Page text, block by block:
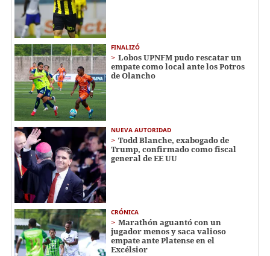
FINALIZÓ
Lobos UPNFM pudo rescatar un
empate como local ante los Potros
de Olancho
NUEVA AUTORIDAD
Todd Blanche, exabogado de
Trump, confirmado como fiscal
general de EE UU
CRÓNICA
Marathón aguantó con un
jugador menos y saca valioso
empate ante Platense en el
Excélsior